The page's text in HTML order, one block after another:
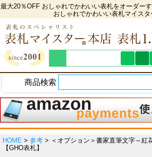
最大20％OFF おしゃれでかわいい表札をオーダー
おしゃれでかわいい表札マイス
商品検索
HOME > 参考 > ＜オプション＞書家直筆文字～紅
【GHO表札】